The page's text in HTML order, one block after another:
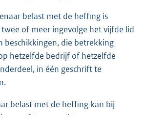
belast met de heffing is
of meer ingevolge het vijfde lid
beschikkingen, die betrekking
hetzelfde bedrijf of hetzelfde
in één geschrift te
belast met de heffing kan bij